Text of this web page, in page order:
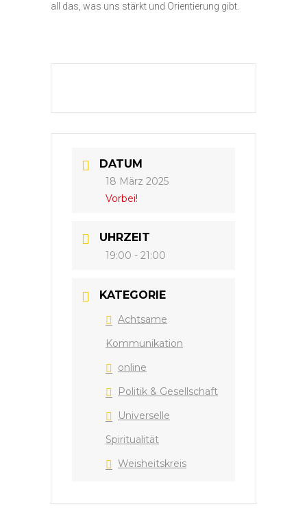
all das, was uns stärkt und Orientierung gibt.
DATUM
18 März 2025
Vorbei!
UHRZEIT
19:00 - 21:00
KATEGORIE
Achtsame
Kommunikation
online
Politik & Gesellschaft
Universelle
Spiritualität
Weisheitskreis